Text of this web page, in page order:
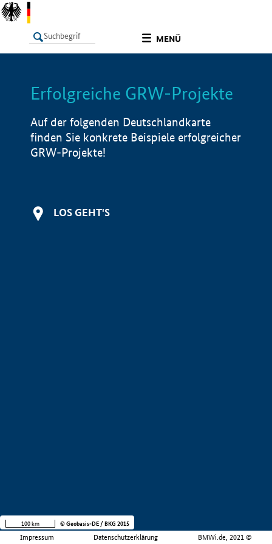
MENÜ
LISTE Info
Erfolgreiche GRW-Projekte
Auf der folgenden Deutschlandkarte
finden Sie konkrete Beispiele erfolgreicher
GRW-Projekte!
LOS GEHT'S
Impressum Datenschutzerklärung BMWi.de, 2021 ©
100 km © Geobasis-DE / BKG 2015